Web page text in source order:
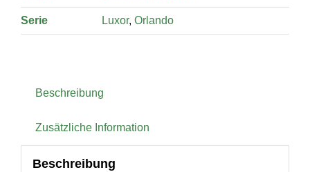
Serie Luxor, Orlando
Beschreibung
Zusätzliche Information
Beschreibung